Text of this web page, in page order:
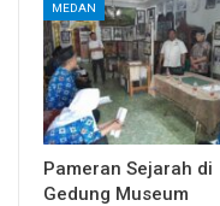
MEDAN
Pameran Sejarah di
Gedung Museum